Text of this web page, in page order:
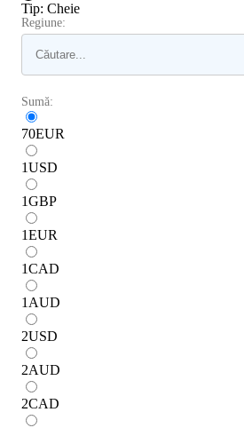
Tip: Cheie
Regiune:
Sumă:
70EUR
1USD
1GBP
1EUR
1CAD
1 AUD
2USD
2AUD
2CAD